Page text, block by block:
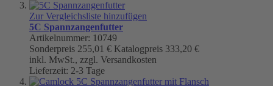
Zur Vergleichsliste hinzufügen
5C Spannzangenfutter
Artikelnummer: 10749
Sonderpreis 255,01 € Katalogpreis 333,20 €
inkl. MwSt., zzgl. Versandkosten
Lieferzeit: 2-3 Tage